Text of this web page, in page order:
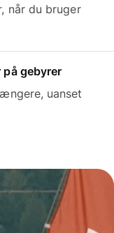
når du bruger
på gebyrer
uanset